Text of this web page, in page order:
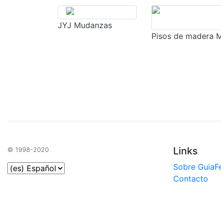
JYJ Mudanzas
Pisos de madera
© 1998-2020 Links
Sobre
Contacto